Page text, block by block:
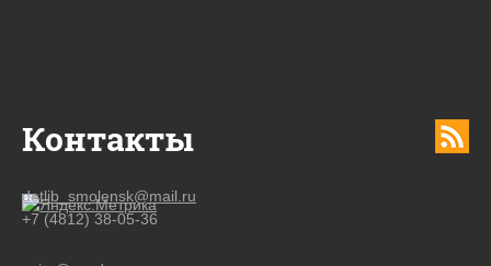
Контакты
detlib_smolensk@mail.ru
+7 (4812) 38-05-36